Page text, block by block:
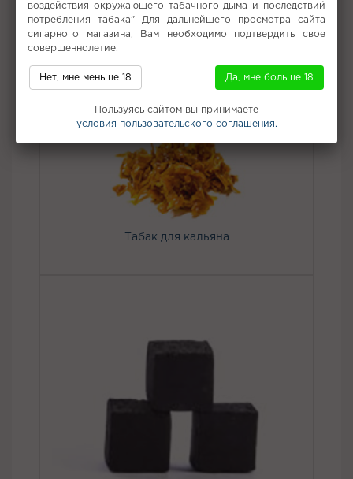
Вкус: Клюква
Все вкусы табака для кальяна Северный
Не забудьте купить
Табак для кальяна
воздействия окружающего табачного дыма и последствий
потребления табака" Для дальнейшего просмотра сайта
сигарного магазина, Вам необходимо подтвердить свое
совершеннолетие.
Нет, мне меньше 18 Да, мне больше 18
Пользуясь сайтом вы принимаете
условия пользовательского соглашения.